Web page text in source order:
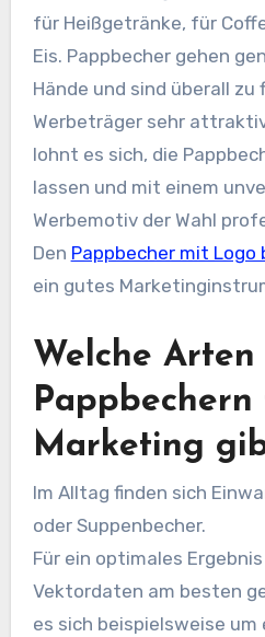
für Heißgetränke, für
Eis. Pappbecher gehen
Hände und sind überall
Werbeträger sehr
lohnt es sich, die
lassen und mit einem
Werbemotiv der Wahl
Den Pappbecher mit Logo
ein gutes
Welche Arten
Marketing
Im Alltag finden sich
oder Suppenbecher.
Für ein optimales
Vektordaten am besten
es sich beispielsweise um